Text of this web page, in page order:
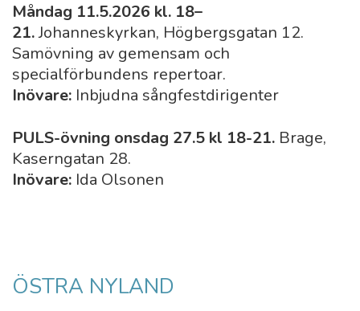
Måndag 11.5.2026 kl. 18–
21.Johanneskyrkan, Högbergsgatan 12.
Samövning av gemensam och
specialförbundens repertoar.
Inövare: Inbjudna sångfestdirigenter
PULS-övning onsdag 27.5 kl 18-21. Brage,
Kaserngatan 28.
Inövare: Ida Olsonen
ÖSTRA NYLAND